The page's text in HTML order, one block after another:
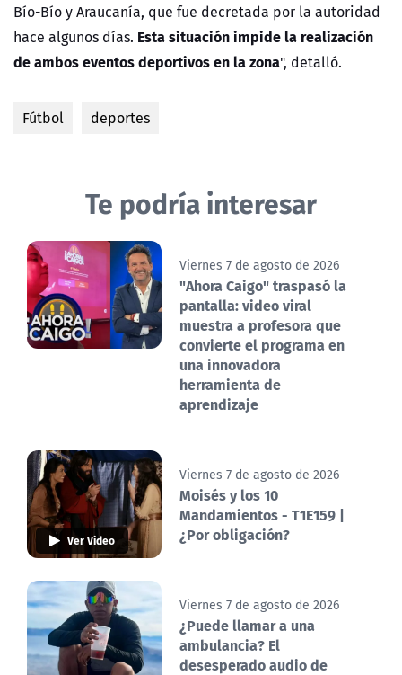
Bío-Bío y Araucanía, que fue decretada por la autoridad
hace algunos días. Esta situación impide la realización
de ambos eventos deportivos en la zona", detalló.
Fútbol deportes
Te podría interesar
Viernes 7 de agosto de 2026
"Ahora Caigo" traspasó la
pantalla: video viral
muestra a profesora que
convierte el programa en
una innovadora
herramienta de
aprendizaje
Ver Video
Viernes 7 de agosto de 2026
Moisés y los 10
Mandamientos - T1E159 |
¿Por obligación?
Viernes 7 de agosto de 2026
¿Puede llamar a una
ambulancia? El
desesperado audio de